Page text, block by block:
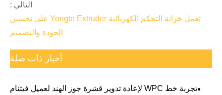
التالي :
تعمل خزانة التحكم الكهربائية Yongte Extruder على تحسين
الجودة والتصميم
أخبار ذات صلة
تجربة خط WPC لإعادة تدوير قشرة جوز الهند لعميل فيتنام